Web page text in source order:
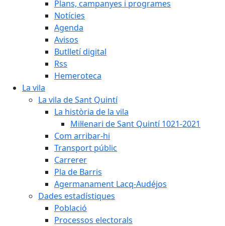
Plans, campanyes i programes
Notícies
Agenda
Avisos
Butlletí digital
Rss
Hemeroteca
La vila
La vila de Sant Quintí
La història de la vila
Mil·lenari de Sant Quintí 1021-2021
Com arribar-hi
Transport públic
Carrerer
Pla de Barris
Agermanament Lacq-Audéjos
Dades estadístiques
Població
Processos electorals